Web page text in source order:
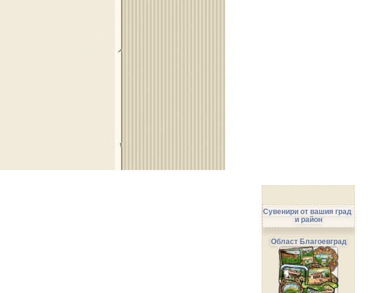
Сувенири от вашия град
и район
Област Благоевград